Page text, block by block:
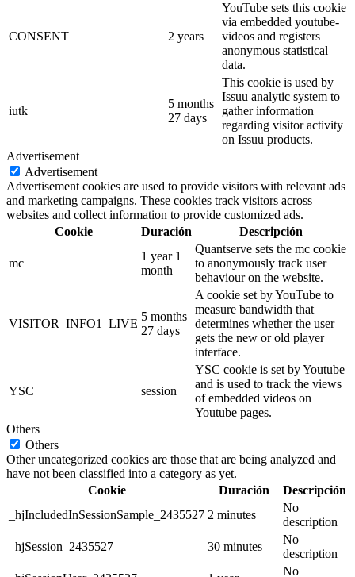
CONSENT 2 years
YouTube sets this cookie
via embedded youtube-
videos and registers
anonymous statistical
data.
iutk
5 months
27 days
This cookie is used by
Issuu analytic system to
gather information
regarding visitor activity
on Issuu products.
Advertisement
Advertisement
Advertisement cookies are used to provide visitors with relevant ads
and marketing campaigns. These cookies track visitors across
websites and collect information to provide customized ads.
Cookie
Duración Descripción
mc
1 year 1
month
Quantserve sets the mc cookie
to anonymously track user
behaviour on the website.
VISITOR_INFO1_LIVE
5 months
27 days
A cookie set by YouTube to
measure bandwidth that
determines whether the user
gets the new or old player
interface.
YSC session
YSC cookie is set by Youtube
and is used to track the views
of embedded videos on
Youtube pages.
Others
Others
Other uncategorized cookies are those that are being analyzed and
have not been classified into a category as yet.
Cookie
Duración
Descripción
_hjIncludedInSessionSample_2435527 2 minutes
No
description
_hjSession_2435527
30 minutes
No
description
No